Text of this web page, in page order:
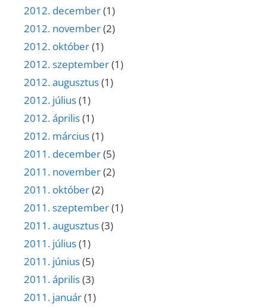
2012. december(1)
2012. november(2)
2012. október(1)
2012. szeptember(1)
2012. augusztus(1)
2012. július(1)
2012. április(1)
2012. március(1)
2011. december(5)
2011. november(2)
2011. október(2)
2011. szeptember(1)
2011. augusztus(3)
2011. július(1)
2011. június(5)
2011. április(3)
2011. január(1)